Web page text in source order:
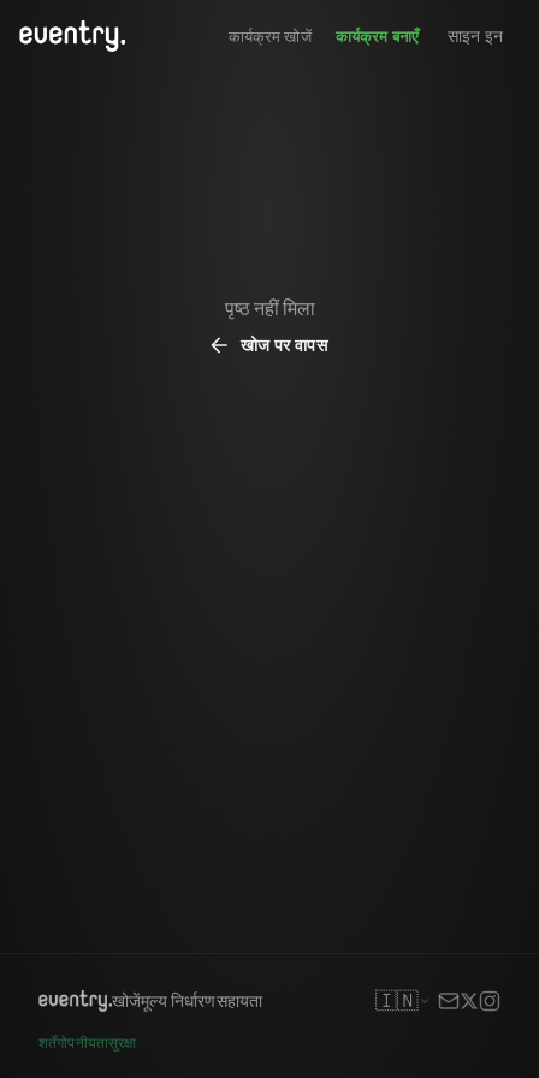
कार्यक्रम खोजें कार्यक्रम बनाएँ साइन इन
पृष्ठ नहीं मिला
खोज पर वापस
खोजेंमूल्य निर्धारणसहायता 🇮🇳
शर्तेंगोपनीयतासुरक्षा